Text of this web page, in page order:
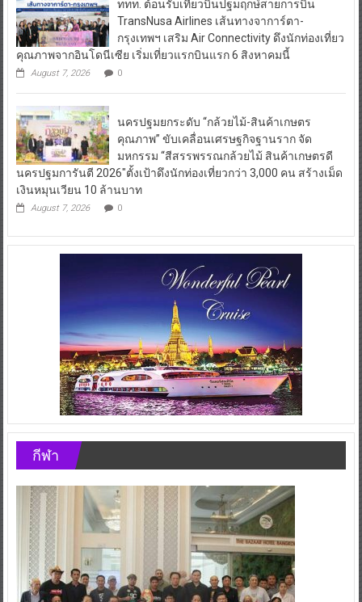
ททท. ต้อนรับเที่ยวบินปฐมฤกษ์สายการบิน
TransNusa Airlines เส้นทางจาการ์ตา-
กรุงเทพฯ เสริม Air Connectivity ดึงนักท่องเที่ยว
คุณภาพจากอินโดนีเซีย เริ่มเที่ยวแรกบินแรก 6 สิงหาคมนี้
August 7, 2026 0
นครปฐมยกระดับ “กล้วยไม้-สินค้าเกษตร
คุณภาพ” ขับเคลื่อนเศรษฐกิจฐานราก จัด
มหกรรม “สีสรรพรรณกล้วยไม้ สินค้าเกษตรดี
นครปฐมการันตี 2026″ตั้งเป้าดึงนักท่องเที่ยวกว่า 3,000 คน สร้างเม็ด
เงินหมุนเวียน 10 ล้านบาท
August 7, 2026 0
กีฬา